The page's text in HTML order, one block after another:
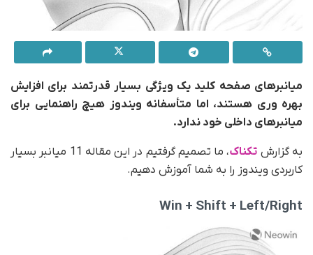
میانبرهای صفحه کلید یک ویژگی بسیار قدرتمند برای افزایش
بهره وری هستند، اما متأسفانه ویندوز هیچ راهنمایی برای
میانبرهای داخلی خود ندارد.
به گزارش تکناک
، ما تصمیم گرفتیم در این مقاله 11 میانبر بسیار
کاربردی ویندوز را به شما آموزش دهیم.
Win + Shift + Left/Right